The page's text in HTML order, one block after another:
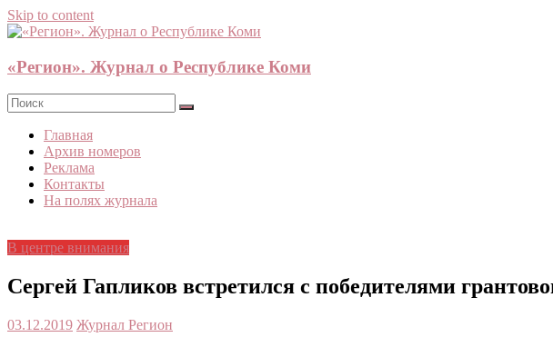
Skip to content
«Регион». Журнал о Республике Коми
Главная
Архив номеров
Реклама
Контакты
На полях журнала
В центре внимания
Сергей Гапликов встретился с победителями
03.12.2019 Журнал Регион